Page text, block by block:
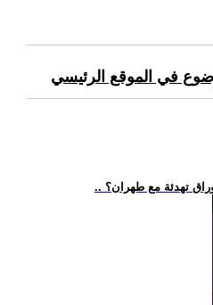
في الموقع الرئيسي
تهدئة مع طهران؟